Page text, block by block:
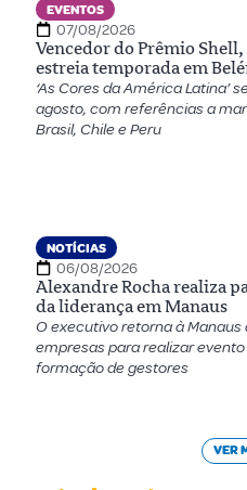
EVENTOS
07/08/2026
Vencedor do Prêmio
estreia temporada em
‘As Cores da América Latina’
agosto, com referências a
Brasil, Chile e Peru
NOTÍCIAS
06/08/2026
Alexandre Rocha realiza
da liderança em Manaus
O executivo retorna à
empresas para realizar
formação de gestores
VER